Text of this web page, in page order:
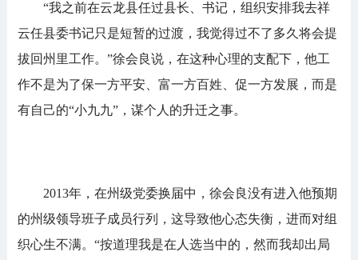
“我之前在云龙县任过县长、书记，组织安排我去祥
云任县委书记只是短暂的过渡，我觉得过不了多久将会提
拔回州里工作。”徐会良说，在这种心理的支配下，他工
作不是为了保一方平安、富一方百姓、促一方发展，而是
有自己的“小九九”，谋个人的升迁之事。
2013年，在州级党委换届中，徐会良没有进入他预期
的州级领导班子成员行列，这导致他心态失衡，进而对组
织心生不满。“按道理我是在人选当中的，然而我却出局